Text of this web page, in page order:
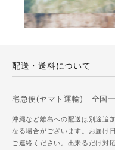
配送・送料について
宅急便(ヤマト運輸) 全国一
沖縄など離島への配送は別途追
なる場合がございます。お届け
ご連絡ください。出来るだけ対